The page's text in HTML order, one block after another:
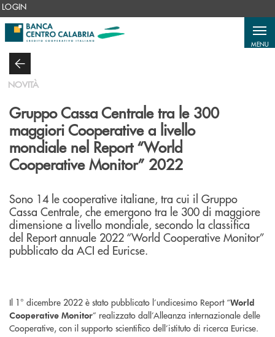
Salta al contenuto principale
LOGIN
MENU
NOVITÀ
Gruppo Cassa Centrale tra le 300
maggiori Cooperative a livello
mondiale nel Report “World
Cooperative Monitor” 2022
Sono 14 le cooperative italiane, tra cui il Gruppo
Cassa Centrale, che emergono tra le 300 di maggiore
dimensione a livello mondiale, secondo la classifica
del Report annuale 2022 “World Cooperative Monitor”
pubblicato da ACI ed Euricse.
Il 1° dicembre 2022 è stato pubblicato l’undicesimo Report “World
Cooperative Monitor” realizzato dall’Alleanza internazionale delle
Cooperative, con il supporto scientifico dell’istituto di ricerca Euricse.